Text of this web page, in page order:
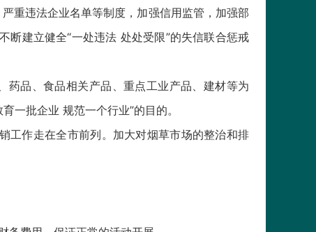
重违法企业名单等制度，加强信用监管，加强部
断建立健全“一处违法 处处受限”的失信联合惩戒
药品、食品相关产品、重点工业产品、建材等为
一批企业 规范一个行业”的目的。
工作走在全市前列。加大对烟草市场的整治和排